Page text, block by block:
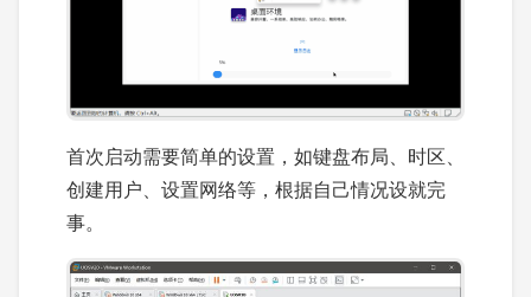
首次启动需要简单的设置，如键盘布局、时区、
创建用户、设置网络等，根据自己情况设就完
事。